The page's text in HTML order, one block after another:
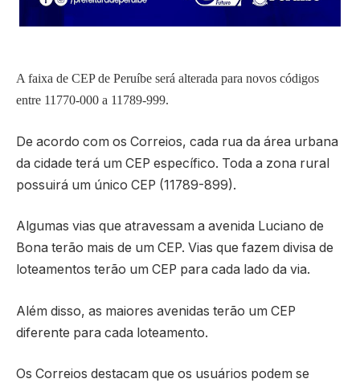
A faixa de CEP de Peruíbe será alterada para novos códigos
entre 11770-000 a 11789-999.
De acordo com os Correios, cada rua da área urbana
da cidade terá um CEP específico. Toda a zona rural
possuirá um único CEP (11789-899).
Algumas vias que atravessam a avenida Luciano de
Bona terão mais de um CEP. Vias que fazem divisa de
loteamentos terão um CEP para cada lado da via.
Além disso, as maiores avenidas terão um CEP
diferente para cada loteamento.
Os Correios destacam que os usuários podem se